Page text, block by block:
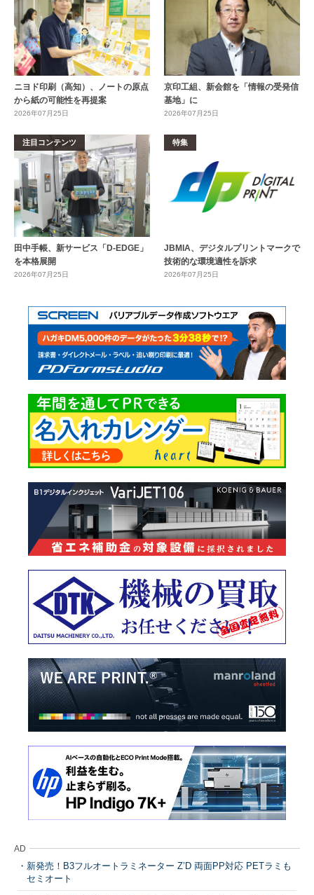
ニヨド印刷（高知）、ノートの原点
から紙の可能性を再提案
2026年07月25日
京印工組、新会館を「情報の受発信
基地」に
2026年07月25日
注目コンテンツ
田中手帳、新サービス「D-EDGE」
を本格展開
2026年07月25日
特集
JBMIA、デジタルプリントマークで
技術的な環境適性を訴求
2026年07月25日
AD
新発売！B3フルオートラミネーター Z’D 両面PP対応 PETラミも
セミオート